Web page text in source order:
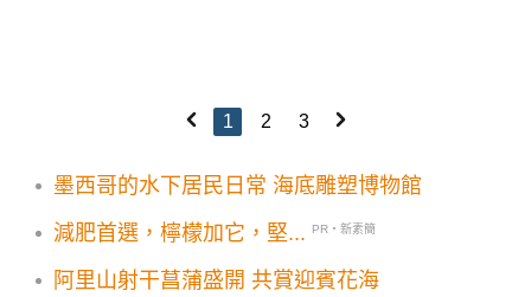
1 2 3
墨西哥的水下居民日常 海底雕塑博物館
減肥首選，檸檬加它，堅...
PR・新素簡
阿里山射干菖蒲盛開 共賞迎賓花海